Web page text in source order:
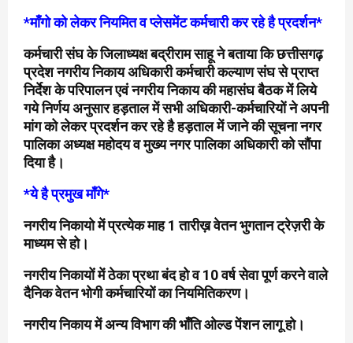
*माँगो को लेकर नियमित व प्लेसमेंट कर्मचारी कर रहे है प्रदर्शन*
कर्मचारी संघ के जिलाध्यक्ष बद्रीराम साहू ने बताया कि छत्तीसगढ़
प्रदेश नगरीय निकाय अधिकारी कर्मचारी कल्याण संघ से प्राप्त
निर्देश के परिपालन एवं नगरीय निकाय की महासंघ बैठक में लिये
गये निर्णय अनुसार हड़ताल में सभी अधिकारी-कर्मचारियों ने अपनी
मांग को लेकर प्रदर्शन कर रहे है हड़ताल में जाने की सूचना नगर
पालिका अध्यक्ष महोदय व मुख्य नगर पालिका अधिकारी को सौंपा
दिया है।
*ये है प्रमुख माँगे*
नगरीय निकायो में प्रत्येक माह 1 तारीख़ वेतन भुगतान ट्रेज़री के
माध्यम से हो।
नगरीय निकायों में ठेका प्रथा बंद हो व 10 वर्ष सेवा पूर्ण करने वाले
दैनिक वेतन भोगी कर्मचारियों का नियमितिकरण।
नगरीय निकाय में अन्य विभाग की भाँति ओल्ड पेंशन लागू हो।